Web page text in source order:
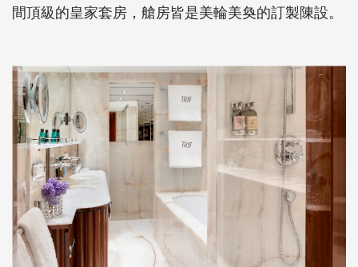
間頂級的皇家套房，艙房皆是美輪美奐的訂製陳設。